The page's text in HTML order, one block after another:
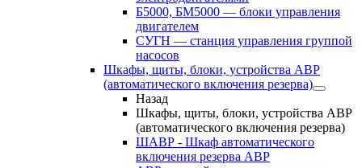
Б5000, БМ5000 — блоки управления
двигателем
СУГН — станция управления группой
насосов
Шкафы, щиты, блоки, устройства АВР
(автоматического включения резерва)
Назад
Шкафы, щиты, блоки, устройства АВР
(автоматического включения резерва)
ШАВР - Шкаф автоматического
включения резерва АВР